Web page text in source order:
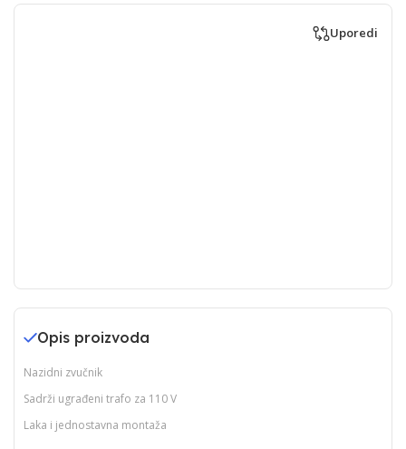
Uporedi
Opis proizvoda
Nazidni zvučnik
Sadrži ugrađeni trafo za 110 V
Laka i jednostavna montaža